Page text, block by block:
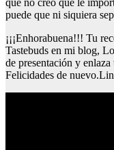
que no creo que le
puede que ni siquiera
¡¡¡Enhorabuena!!! Tu
Tastebuds en mi blog,
de presentación y
Felicidades de